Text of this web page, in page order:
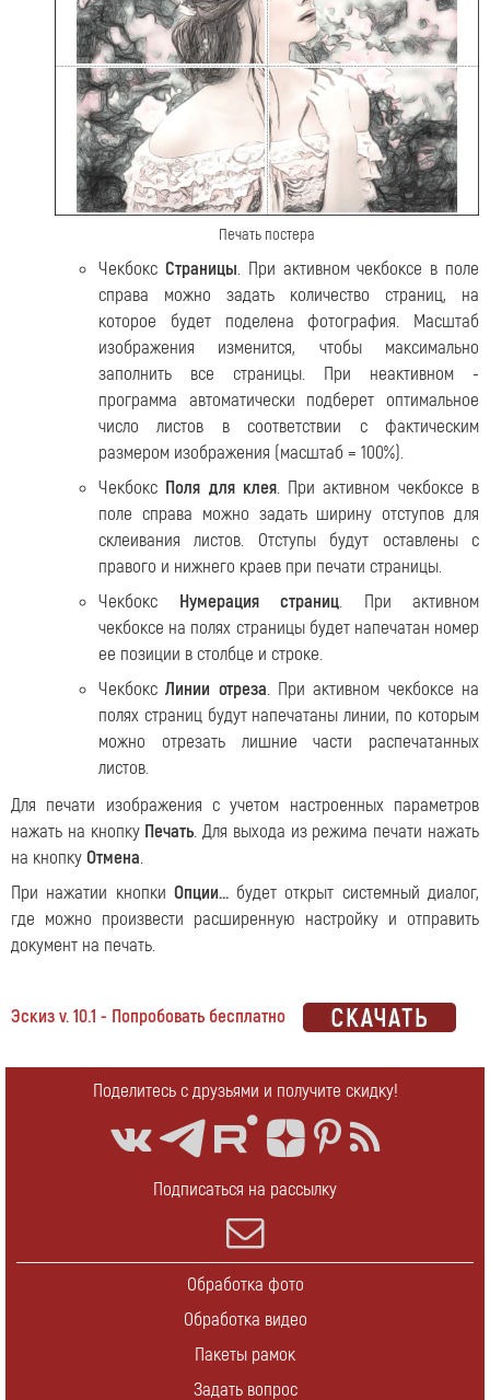
Печать постера
Чекбокс Страницы. При активном чекбоксе в поле
справа можно задать количество страниц, на
которое будет поделена фотография. Масштаб
изображения изменится, чтобы максимально
заполнить все страницы. При неактивном -
программа автоматически подберет оптимальное
число листов в соответствии с фактическим
размером изображения (масштаб = 100%).
Чекбокс Поля для клея. При активном чекбоксе в
поле справа можно задать ширину отступов для
склеивания листов. Отступы будут оставлены с
правого и нижнего краев при печати страницы.
Чекбокс Нумерация страниц. При активном
чекбоксе на полях страницы будет напечатан номер
ее позиции в столбце и строке.
ЧекбоксЛинии отреза. При активном чекбоксе на
полях страниц будут напечатаны линии, по которым
можно отрезать лишние части распечатанных
листов.
Для печати изображения с учетом настроенных параметров
нажать на кнопку Печать. Для выхода из режима печати нажать
на кнопкуОтмена.
При нажатии кнопки Опции...будет открыт системный диалог,
где можно произвести расширенную настройку и отправить
документ на печать.
Эскиз v. 10.1 - Попробовать бесплатно
Поделитесь с друзьями и получите скидку!
Подписаться на рассылку
Обработка фото
Обработка видео
Пакеты рамок
Задать вопрос